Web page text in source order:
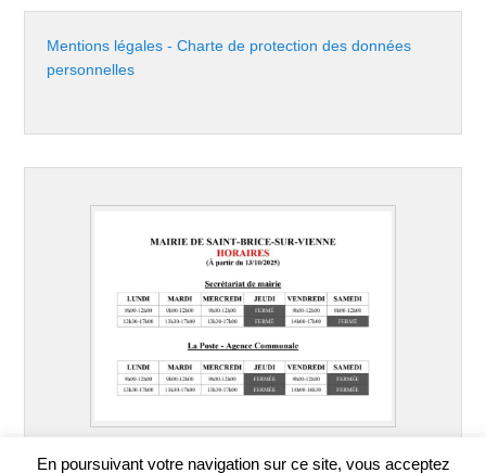
Mentions légales - Charte de protection des données
personnelles
En poursuivant votre navigation sur ce site, vous acceptez